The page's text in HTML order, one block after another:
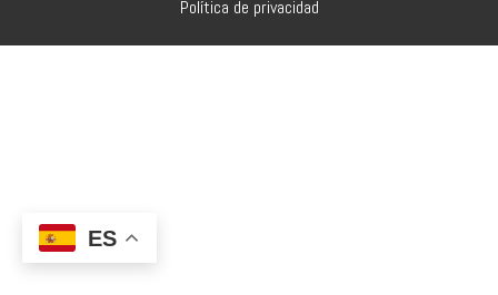
Política de privacidad
ES